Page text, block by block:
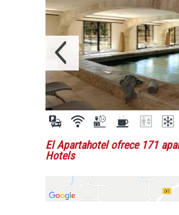
El Apartahotel ofrece 171
Hotels